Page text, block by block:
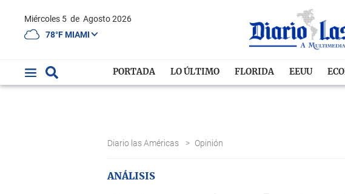
Miércoles 5 de Agosto 2026
78°F MIAMI
PORTADA LO ÚLTIMO FLORIDA EEUU
Diario las Américas > Opinión
ANÁLISIS